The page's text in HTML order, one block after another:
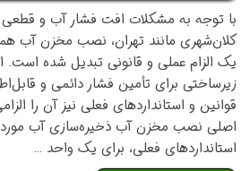
با توجه به مشکلات افت فشار آب و قطعی
کلان‌شهری مانند تهران، نصب مخزن آب
یک الزام عملی و قانونی تبدیل شده است.
زیرساختی برای تأمین فشار دائمی و
قوانین و استانداردهای فعلی نیز آن را
اصلی نصب مخزن آب ذخیره‌سازی آب مورد
استانداردهای فعلی، برای یک واحد …